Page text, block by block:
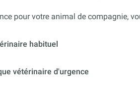
pour votre animal de compagnie,
habituel
vétérinaire d'urgence